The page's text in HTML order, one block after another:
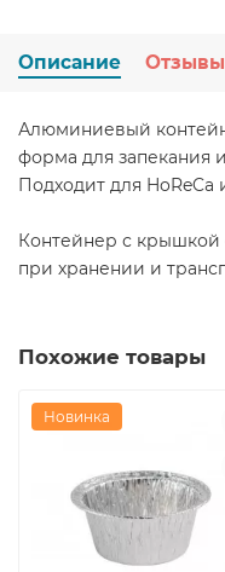
Описание Отзывы
Алюминиевый
форма для запекания
Подходит для
Контейнер с крышкой
при хранении и
Похожие товары
Новинка